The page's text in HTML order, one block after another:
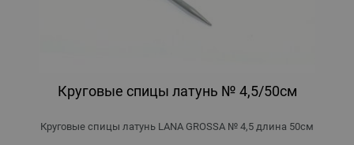
Круговые спицы латунь № 4,5/50см
Круговые спицы латунь LANA GROSSA № 4,5 длина 50см